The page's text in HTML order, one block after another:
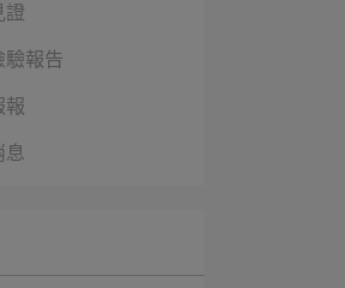
證
驗報告
報
息